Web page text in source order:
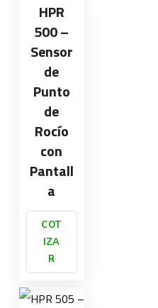
HPR
500 –
Sensor
de
Punto
de
Rocío
con
Pantall
a
COT
IZA
R